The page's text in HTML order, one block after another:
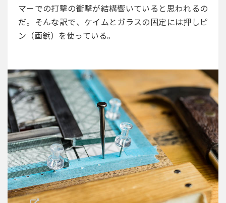
マーでの打撃の衝撃が結構響いていると思われるの
だ。そんな訳で、ケイムとガラスの固定には押しピ
ン（画鋲）を使っている。